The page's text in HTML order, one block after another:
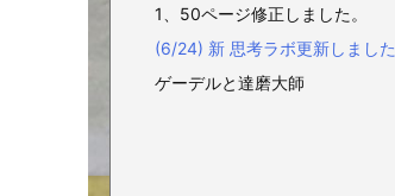
1、50ページ修正しました。
(6/24) 新 思考ラボ更新しました
ゲーデルと達磨大師